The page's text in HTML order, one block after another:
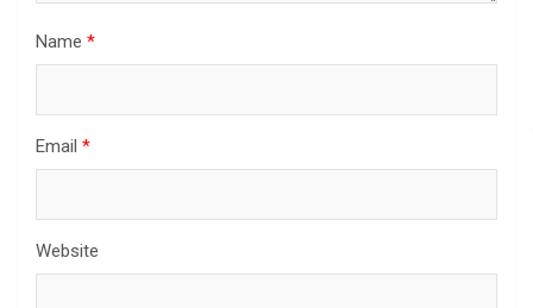
Name *
Email *
Website